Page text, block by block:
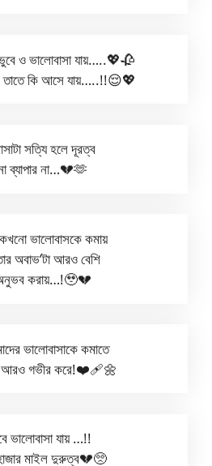
ও ভালোবাসা যায়…..💖🥀
কি আসে যায়…..!!😌💖
সত্যি হলে দূরত্ব
ব্যাপার না…💔🫶
ভালোবাসকে কমায়
অবাভ’টা আরও বেশি
করায়…!🥹💔
ভালোবাসাকে কমাতে
আরও গভীর করে!❤️‍🩹🌼
ভালোবাসা যায় …!!
মাইল দুরুত্ব💔🥺